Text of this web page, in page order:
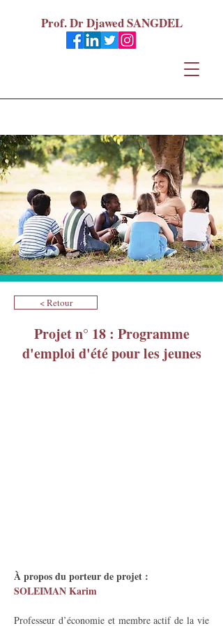
Prof. Dr Djawed SANGDEL
< Retour
Projet n° 18 : Programme
d'emploi d'été pour les jeunes
À propos du porteur de projet :
SOLEIMAN Karim
Professeur d’économie et membre actif de la vie